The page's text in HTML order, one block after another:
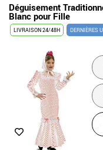
Déguisement
Blanc pour Fille
LIVRAISON 24/48H DERNIÈRES